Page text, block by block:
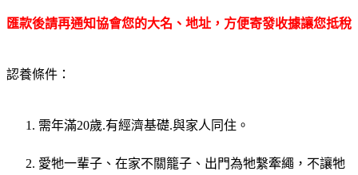
匯款後請再通知協會您的大名、地址，方便寄發收據讓您抵稅
認養條件：
需年滿20歲.有經濟基礎.與家人同住。
愛牠一輩子、在家不關籠子、出門為牠繫牽繩，不讓牠